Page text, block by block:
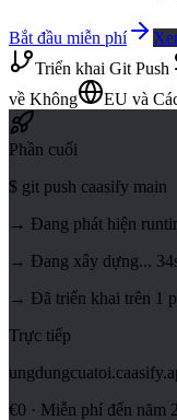
Bắt đầu miễn phí
Triển khai Git Push
về Không
EU và
Phần cuối
$ git push caasify main
→ Đang phát hiện
→ Đang xây dựng...
→ Đã triển khai trên 1
Trực tiếp
€0 · Miễn phí đến năm